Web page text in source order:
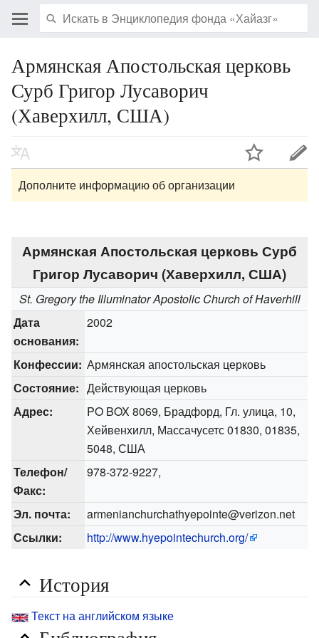
Армянская Апостольская церковь
Сурб Григор Лусаворич
(Хаверхилл, США)
Дополните информацию об организации
Армянская Апостольская церковь Сурб
Григор Лусаворич (Хаверхилл, США)
St. Gregory the Illuminator Apostolic Church of Haverhill
Дата
основания:
2002
Конфессии: Армянская апостольская церковь
Состояние: Действующая церковь
Адрес:
PO BOX 8069, Брадфорд, Гл. улица, 10,
Хейвенхилл, Массачусетс 01830, 01835,
5048, США
Телефон/
Факс:
978-372-9227,
Эл. почта:
armenianchurchathyepointe@verizon.net
Ссылки:
http://www.hyepointechurch.org/
История
Текст на английском языке